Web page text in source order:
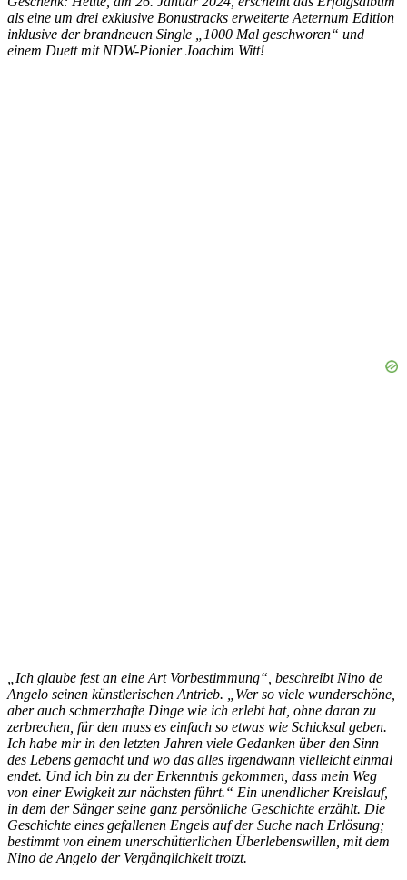
als eine um drei exklusive Bonustracks erweiterte Aeternum Edition
inklusive der brandneuen Single „1000 Mal geschworen“ und
einem Duett mit NDW-Pionier Joachim Witt!
„Ich glaube fest an eine Art Vorbestimmung“, beschreibt Nino de
Angelo seinen künstlerischen Antrieb. „Wer so viele wunderschöne,
aber auch schmerzhafte Dinge wie ich erlebt hat, ohne daran zu
zerbrechen, für den muss es einfach so etwas wie Schicksal geben.
Ich habe mir in den letzten Jahren viele Gedanken über den Sinn
des Lebens gemacht und wo das alles irgendwann vielleicht einmal
endet. Und ich bin zu der Erkenntnis gekommen, dass mein Weg
von einer Ewigkeit zur nächsten führt.“ Ein unendlicher Kreislauf,
in dem der Sänger seine ganz persönliche Geschichte erzählt. Die
Geschichte eines gefallenen Engels auf der Suche nach Erlösung;
bestimmt von einem unerschütterlichen Überlebenswillen, mit dem
Nino de Angelo der Vergänglichkeit trotzt.